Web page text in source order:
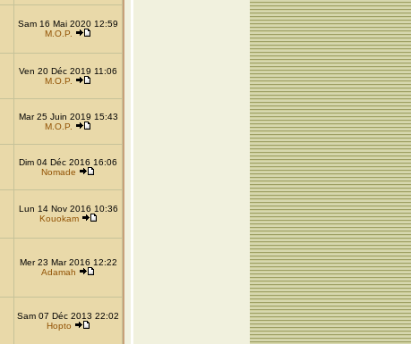
Sam 16 Mai 2020 12:59
M.O.P.
Ven 20 Déc 2019 11:06
M.O.P.
Mar 25 Juin 2019 15:43
M.O.P.
Dim 04 Déc 2016 16:06
Nomade
Lun 14 Nov 2016 10:36
Kouokam
Mer 23 Mar 2016 12:22
Adamah
Sam 07 Déc 2013 22:02
Hopto